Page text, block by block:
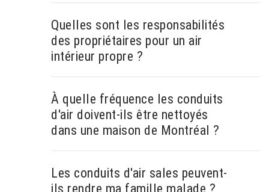
Quelles sont les responsabilités
des propriétaires pour un air
intérieur propre ?
À quelle fréquence les conduits
d'air doivent-ils être nettoyés
dans une maison de Montréal ?
Les conduits d'air sales peuvent-
ils rendre ma famille malade ?